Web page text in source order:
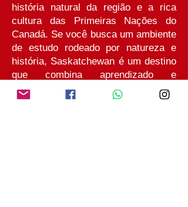
história natural da região e a rica
cultura das Primeiras Nações do
Canadá. Se você busca um ambiente
de estudo rodeado por natureza e
história, Saskatchewan é um destino
que combina aprendizado e
experiência cultural.